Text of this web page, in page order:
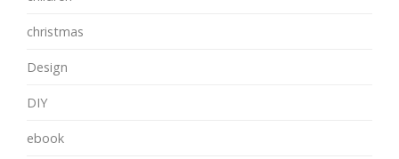
christmas
Design
DIY
ebook